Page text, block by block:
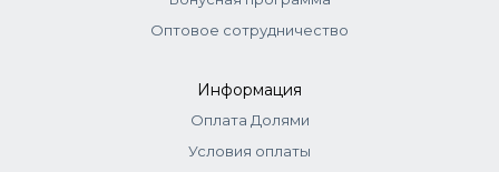
Оптовое сотрудничество
Информация
Оплата Долями
Условия оплаты